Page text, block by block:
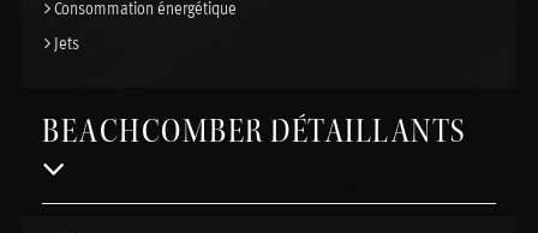
Consommation énergétique
Jets
BEACHCOMBER DÉTAILLANTS